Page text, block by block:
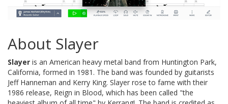
About Slayer
Slayer is an American heavy metal band from Huntington Park,
California, formed in 1981. The band was founded by guitarists
Jeff Hanneman and Kerry King. Slayer rose to fame with their
1986 release, Reign in Blood, which has been called "the